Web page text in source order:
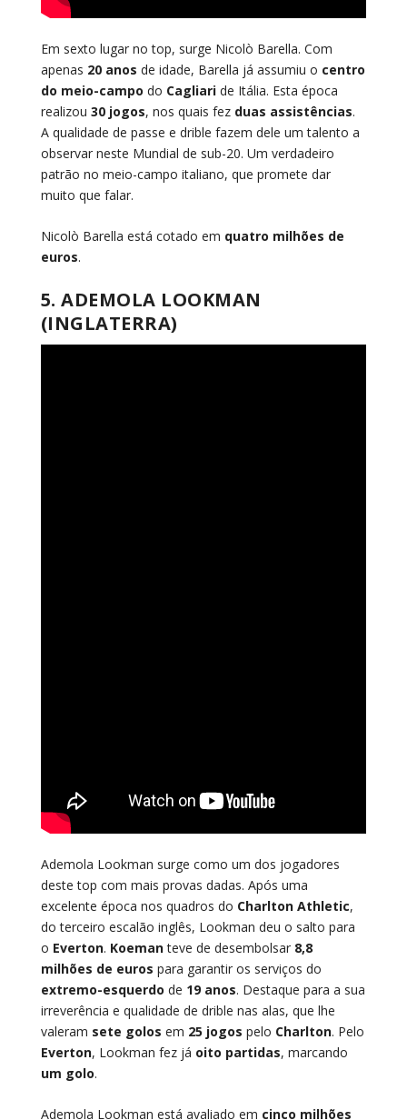
Em sexto lugar no top, surge Nicolò Barella. Com
apenas 20 anos de idade, Barella já assumiu o centro
do meio-campo do Cagliaride Itália. Esta época
realizou 30 jogos, nos quais fez duas assistências.
A qualidade de passe e drible fazem dele um talento a
observar neste Mundial de sub-20. Um verdadeiro
patrão no meio-campo italiano, que promete dar
muito que falar.
Nicolò Barella está cotado em quatro milhões de
euros.
5. ADEMOLA LOOKMAN
(INGLATERRA)
Ademola Lookman surge como um dos jogadores
deste top com mais provas dadas. Após uma
excelente época nos quadros do Charlton Athletic,
do terceiro escalão inglês, Lookman deu o salto para
o Everton. Koemanteve de desembolsar 8,8
milhões de euros para garantir os serviços do
extremo-esquerdo de 19 anos. Destaque para a sua
irreverência e qualidade de drible nas alas, que lhe
valeram sete golos em 25 jogos pelo Charlton. Pelo
Everton, Lookman fez já oito partidas, marcando
um golo.
Ademola Lookman está avaliado em cinco milhões